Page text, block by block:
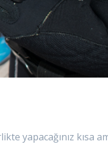
yapacağınız kısa